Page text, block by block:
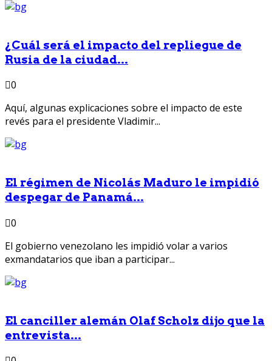
¿Cuál será el impacto del repliegue de
Rusia de la ciudad...
0
Aquí, algunas explicaciones sobre el impacto de este
revés para el presidente Vladimir...
El régimen de Nicolás Maduro le impidió
despegar de Panamá...
0
El gobierno venezolano les impidió volar a varios
exmandatarios que iban a participar...
El canciller alemán Olaf Scholz dijo que la
entrevista...